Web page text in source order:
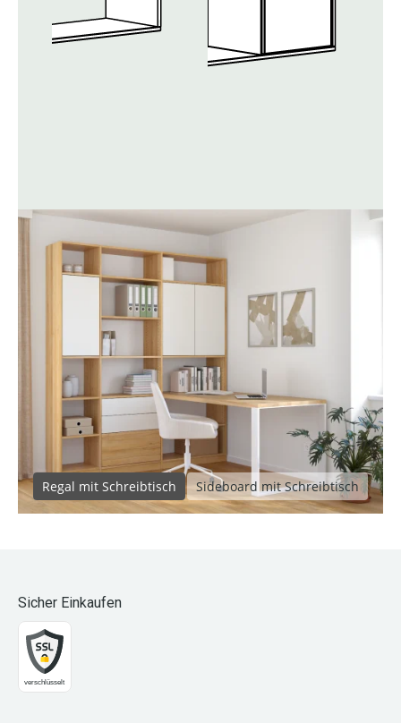
Regal mit Schreibtisch Sideboard mit Schreibtisch
Sicher Einkaufen